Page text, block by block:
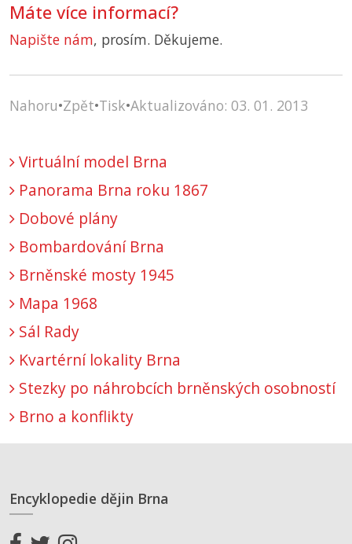
Máte více informací?
Napište nám, prosím. Děkujeme.
Nahoru•Zpět•Tisk•Aktualizováno: 03. 01. 2013
Virtuální model Brna
Panorama Brna roku 1867
Dobové plány
Bombardování Brna
Brněnské mosty 1945
Mapa 1968
Sál Rady
Kvartérní lokality Brna
Stezky po náhrobcích brněnských osobností
Brno a konflikty
Encyklopedie dějin Brna